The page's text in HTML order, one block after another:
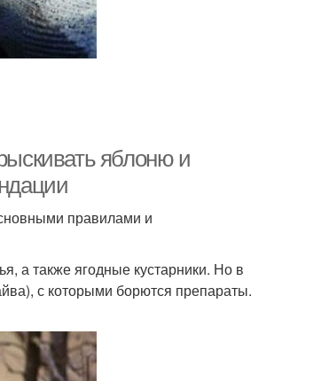
яблоню и
правилами и
а также ягодные кустарники. Но в
с которыми борются препараты.